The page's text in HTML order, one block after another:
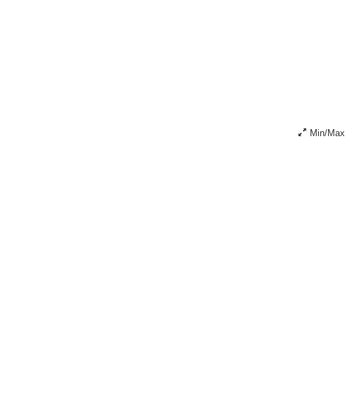
Min/Max